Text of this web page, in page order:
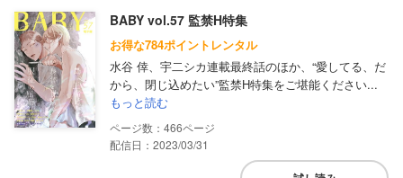
BABY vol.57 監禁H特集
お得な784ポイントレンタル
水谷 倖、宇二シカ連載最終話のほか、“愛してる、だ
から、閉じ込めたい”監禁H特集をご堪能ください...
もっと読む
466
配信日：2023/03/31